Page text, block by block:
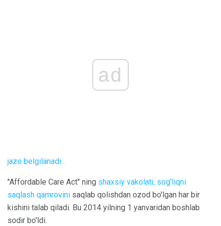
ad
jazo belgilanadi .
"Affordable Care Act" ning shaxsiy vakolati, sog'liqni
saqlash qamrovini saqlab qolishdan ozod bo'lgan har bir
kishini talab qiladi. Bu 2014 yilning 1 yanvaridan boshlab
sodir bo'ldi.